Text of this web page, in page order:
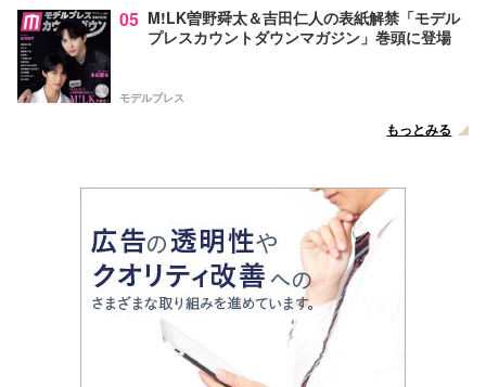
05 M!LK曽野舜太＆吉田仁人の表紙解禁「モデル
プレスカウントダウンマガジン」巻頭に登場
モデルプレス
もっとみる